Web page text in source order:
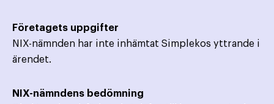
Företagets uppgifter
NIX-nämnden har inte inhämtat Simplekos yttrande i
ärendet.
NIX-nämndens bedömning